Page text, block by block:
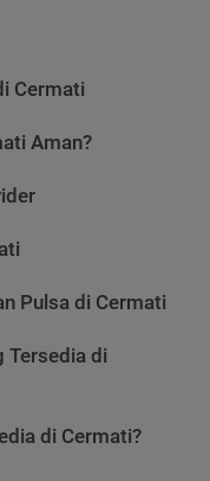
Cermati
Aman?
Pulsa di Cermati
Tersedia di
di Cermati?